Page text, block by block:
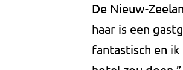
De Nieuw-
haar is een
fantastisch en